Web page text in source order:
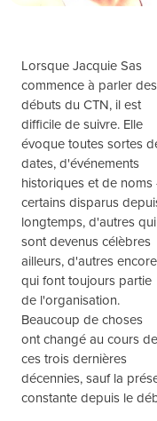
Lorsque Jacquie Sas
commence à parler des
débuts du CTN, il est
difficile de suivre. Elle
évoque toutes sortes
dates, d'événements
historiques et de noms
certains disparus
longtemps, d'autres qui
sont devenus célèbres
ailleurs, d'autres encore
qui font toujours partie
de l'organisation.
Beaucoup de choses
ont changé au cours de
ces trois dernières
décennies, sauf la
constante depuis le